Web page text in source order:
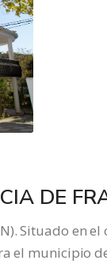
DE
Situado en
el municipio